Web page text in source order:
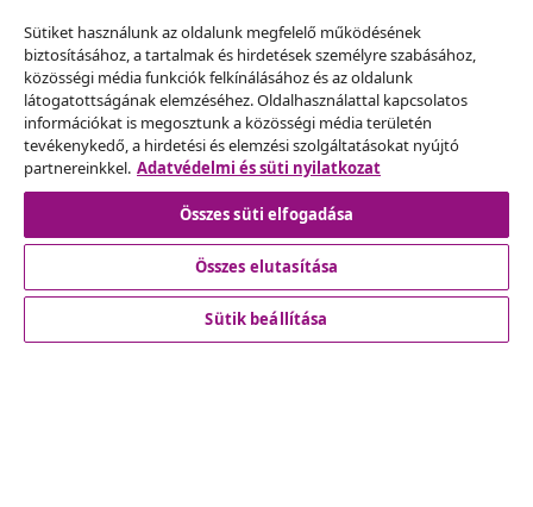
Szerződéstől való elállás
Küldj be egy rendelés lemondására vonatkozó
kérelmet.
Szerződéstől való elállás
Sütiket használunk az oldalunk megfelelő működésének
biztosításához, a tartalmak és hirdetések személyre szabásához,
közösségi média funkciók felkínálásához és az oldalunk
látogatottságának elemzéséhez. Oldalhasználattal kapcsolatos
információkat is megosztunk a közösségi média területén
tevékenykedő, a hirdetési és elemzési szolgáltatásokat nyújtó
partnereinkkel. Adatvédelmi és süti nyilatkozat
Összes süti elfogadása
Összes elutasítása
Sütik beállítása